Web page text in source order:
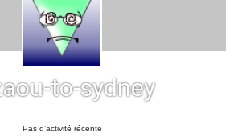
to-sydney
Pas d’activité récente